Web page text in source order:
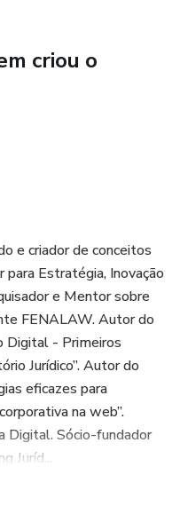
criou o
e criador de conceitos
para Estratégia, Inovação
e Mentor sobre
FENALAW. Autor do
Digital - Primeiros
Jurídico”. Autor do
eficazes para
na web”.
Digital. Sócio-fundador